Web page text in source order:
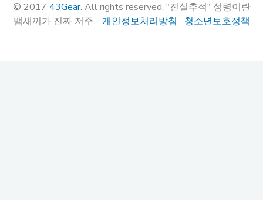
© 2017 43Gear. All rights reserved. "진실추적" 성령이란
뱀새끼가 진짜 저주. 개인정보처리방침 청소년보호정책